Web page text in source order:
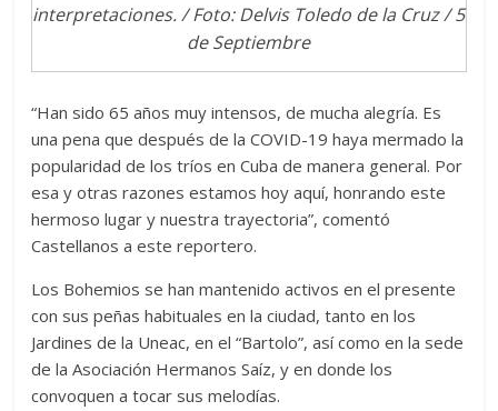
interpretaciones. / Foto: Delvis Toledo de la Cruz / 5
de Septiembre
“Han sido 65 años muy intensos, de mucha alegría. Es
una pena que después de la COVID-19 haya mermado la
popularidad de los tríos en Cuba de manera general. Por
esa y otras razones estamos hoy aquí, honrando este
hermoso lugar y nuestra trayectoria”, comentó
Castellanos a este reportero.
Los Bohemios se han mantenido activos en el presente
con sus peñas habituales en la ciudad, tanto en los
Jardines de la Uneac, en el “Bartolo”, así como en la sede
de la Asociación Hermanos Saíz, y en donde los
convoquen a tocar sus melodías.